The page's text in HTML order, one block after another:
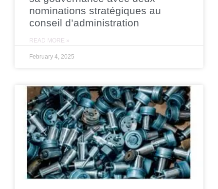
nominations stratégiques au
conseil d’administration
READ MORE »
February 4, 2025